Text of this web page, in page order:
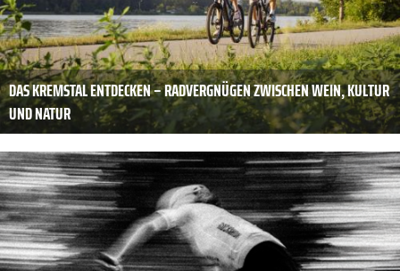
DAS KREMSTAL ENTDECKEN – RADVERGNÜGEN ZWISCHEN WEIN, KULTUR
UND NATUR